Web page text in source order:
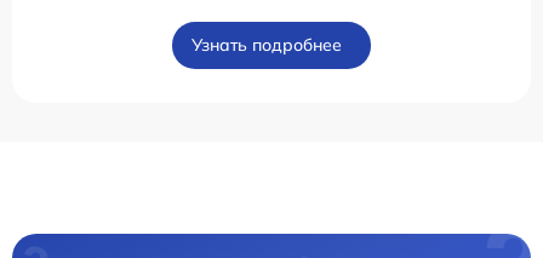
Узнать подробнее